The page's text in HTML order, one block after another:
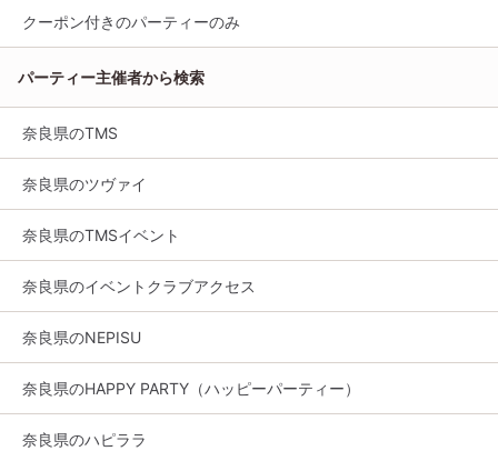
クーポン付きのパーティーのみ
パーティー主催者から検索
奈良県のTMS
奈良県のツヴァイ
奈良県のTMSイベント
奈良県のイベントクラブアクセス
奈良県のNEPISU
奈良県のHAPPY PARTY（ハッピーパーティー）
奈良県のハピララ